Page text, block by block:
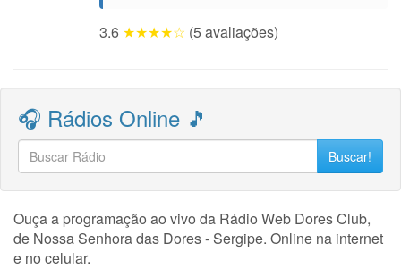
3.6 ★★★★☆ (5 avaliações)
🎧 Rádios Online 🎵
Buscar!
Ouça a programação ao vivo da Rádio Web Dores Club,
de Nossa Senhora das Dores - Sergipe. Online na internet
e no celular.